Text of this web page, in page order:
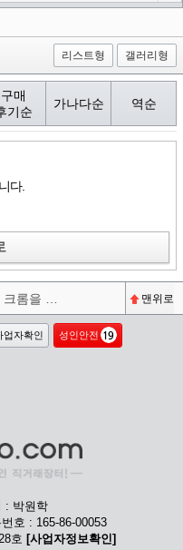
리스트형 갤러리형
구매
기순
가나다순 역순
다.
맨위로
업자확인 성인안전
: 박원학
호 : 165-86-00053
호 [사업자정보확인]